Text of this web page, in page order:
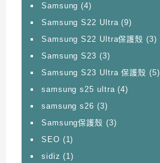
Samsung (4)
Samsung S22 Ultra (9)
Samsung S22 Ultra保護殼 (3)
Samsung S23 (3)
Samsung S23 Ultra 保護殼 (5)
samsung s25 ultra (4)
samsung s26 (3)
Samsung保護殼 (3)
SEO (1)
sidiz (1)